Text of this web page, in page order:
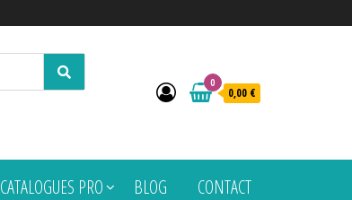
0
0,00 €
CATALOGUES PRO BLOG CONTACT